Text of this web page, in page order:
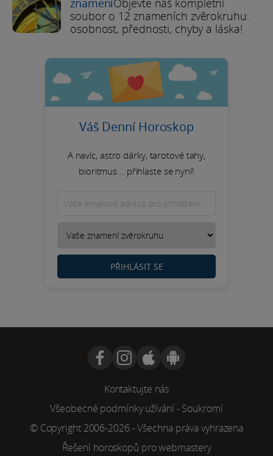
soubor o 12 znameních zvěrokruhu:
osobnost, přednosti, chyby a láska!
Váš Denní Horoskop
A navíc, astro dárky, tarotové tahy,
bioritmus... přihlaste se nyní!
PŘIHLÁSIT SE
Kontaktujte nás
Všeobecné podmínky užívání-Soukromí
© Copyright 2006-2026 - Všechna práva vyhrazena
Řešení horoskopů pro webmastery